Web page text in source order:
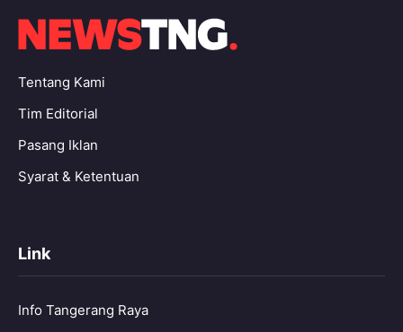
Tentang Kami
Tim Editorial
Pasang Iklan
Syarat & Ketentuan
Link
Info Tangerang Raya